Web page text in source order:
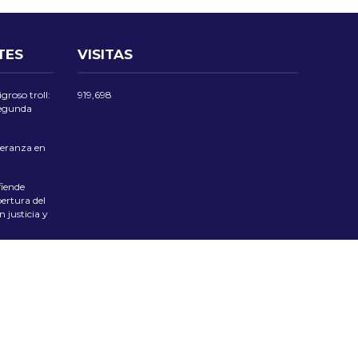
troll:
en
del
justicia y
VISITAS
919,698